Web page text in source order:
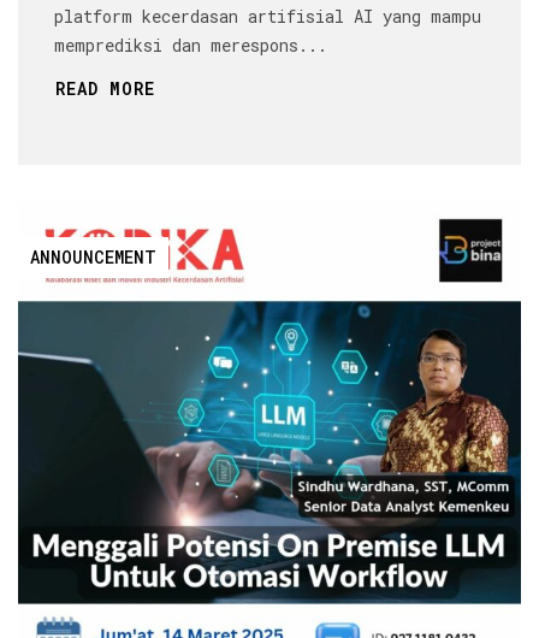
platform kecerdasan artifisial AI yang mampu
memprediksi dan merespons...
READ MORE
ANNOUNCEMENT